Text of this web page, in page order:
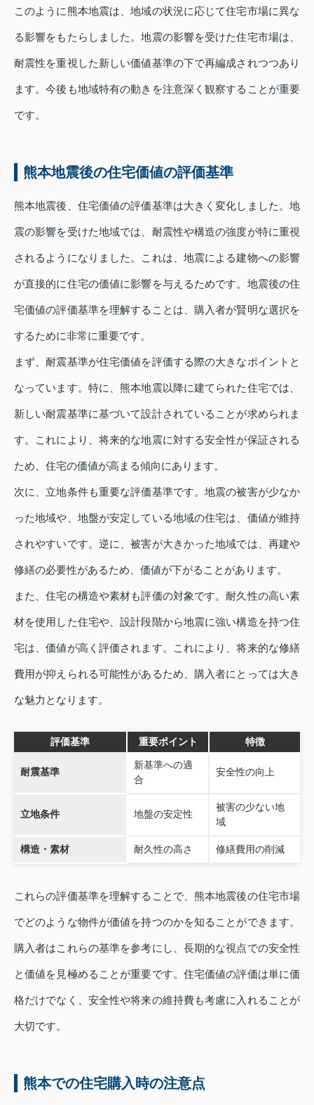
このように熊本地震は、地域の状況に応じて住宅市場に異な
る影響をもたらしました。地震の影響を受けた住宅市場は、
耐震性を重視した新しい価値基準の下で再編成されつつあり
ます。今後も地域特有の動きを注意深く観察することが重要
です。
熊本地震後の住宅価値の評価基準
熊本地震後、住宅価値の評価基準は大きく変化しました。地
震の影響を受けた地域では、耐震性や構造の強度が特に重視
されるようになりました。これは、地震による建物への影響
が直接的に住宅の価値に影響を与えるためです。地震後の住
宅価値の評価基準を理解することは、購入者が賢明な選択を
するために非常に重要です。
まず、耐震基準が住宅価値を評価する際の大きなポイントと
なっています。特に、熊本地震以降に建てられた住宅では、
新しい耐震基準に基づいて設計されていることが求められま
す。これにより、将来的な地震に対する安全性が保証される
ため、住宅の価値が高まる傾向にあります。
次に、立地条件も重要な評価基準です。地震の被害が少なか
った地域や、地盤が安定している地域の住宅は、価値が維持
されやすいです。逆に、被害が大きかった地域では、再建や
修繕の必要性があるため、価値が下がることがあります。
また、住宅の構造や素材も評価の対象です。耐久性の高い素
材を使用した住宅や、設計段階から地震に強い構造を持つ住
宅は、価値が高く評価されます。これにより、将来的な修繕
費用が抑えられる可能性があるため、購入者にとっては大き
な魅力となります。
評価基準 重要ポイント 特徴
耐震基準
新基準への適
合
安全性の向上
立地条件 地盤の安定性
被害の少ない地
域
構造・素材 耐久性の高さ 修繕費用の削減
これらの評価基準を理解することで、熊本地震後の住宅市場
でどのような物件が価値を持つのかを知ることができます。
購入者はこれらの基準を参考にし、長期的な視点での安全性
と価値を見極めることが重要です。住宅価値の評価は単に価
格だけでなく、安全性や将来の維持費も考慮に入れることが
大切です。
熊本での住宅購入時の注意点